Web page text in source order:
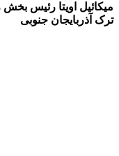
میکائیل اویتا رئیس
ترک آذربایجان جنوبی